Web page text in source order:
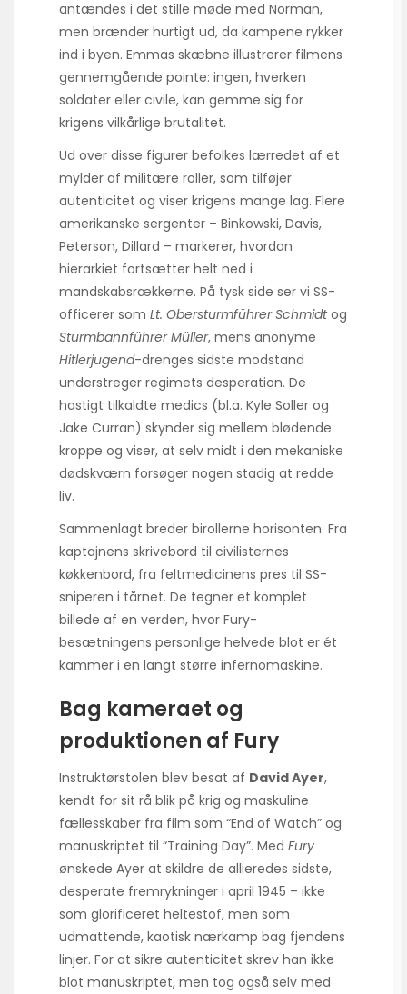
antændes i det stille møde med Norman,
men brænder hurtigt ud, da kampene rykker
ind i byen. Emmas skæbne illustrerer filmens
gennemgående pointe: ingen, hverken
soldater eller civile, kan gemme sig for
krigens vilkårlige brutalitet.
Ud over disse figurer befolkes lærredet af et
mylder af militære roller, som tilføjer
autenticitet og viser krigens mange lag. Flere
amerikanske sergenter – Binkowski, Davis,
Peterson, Dillard – markerer, hvordan
hierarkiet fortsætter helt ned i
mandskabsrækkerne. På tysk side ser vi SS-
officerer som Lt. Obersturmführer Schmidtog
Sturmbannführer Müller, mens anonyme
Hitlerjugend-drenges sidste modstand
understreger regimets desperation. De
hastigt tilkaldte medics (bl.a. Kyle Soller og
Jake Curran) skynder sig mellem blødende
kroppe og viser, at selv midt i den mekaniske
dødskværn forsøger nogen stadig at redde
liv.
Sammenlagt breder birollerne horisonten: Fra
kaptajnens skrivebord til civilisternes
køkkenbord, fra feltmedicinens pres til SS-
sniperen i tårnet. De tegner et komplet
billede af en verden, hvor Fury-
besætningens personlige helvede blot er ét
kammer i en langt større infernomaskine.
Bag kameraet og
produktionen af Fury
Instruktørstolen blev besat af David Ayer,
kendt for sit rå blik på krig og maskuline
fællesskaber fra film som “End of Watch” og
manuskriptet til “Training Day”. Med Fury
ønskede Ayer at skildre de allieredes sidste,
desperate fremrykninger i april 1945 – ikke
som glorificeret heltestof, men som
udmattende, kaotisk nærkamp bag fjendens
linjer. For at sikre autenticitet skrev han ikke
blot manuskriptet, men tog også selv med